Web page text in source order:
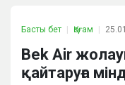
Басты бет Қоғам
Bek Air
қайтаруға